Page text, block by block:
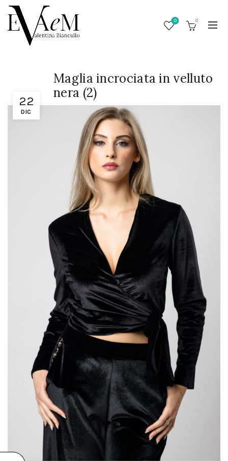
0 0
22
DIC
Maglia incrociata in velluto
nera (2)